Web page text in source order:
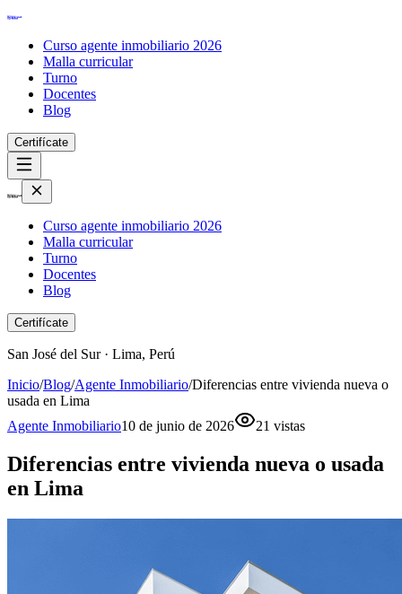
Curso agente inmobiliario 2026
Malla curricular
Turno
Docentes
Blog
Certifícate
Curso agente inmobiliario 2026
Malla curricular
Turno
Docentes
Blog
Certifícate
San José del Sur · Lima, Perú
Inicio/Blog/Agente Inmobiliario/Diferencias entre vivienda nueva o
usada en Lima
Agente Inmobiliario10 de junio de 2026 21 vistas
Diferencias entre vivienda nueva o usada
en Lima